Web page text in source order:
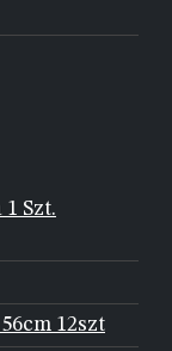
Szt.
12szt